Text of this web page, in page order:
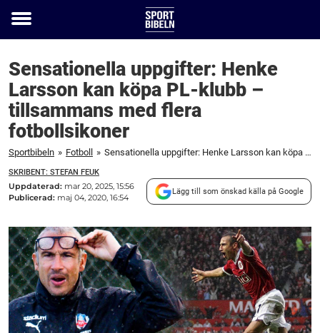
Toggle
Sensationella uppgifter: Henke
Larsson kan köpa PL-klubb –
tillsammans med flera
fotbollsikoner
Sportbibeln » Fotboll » Sensationella uppgifter: Henke Larsson kan köpa PL-klubb – tillsammans med flera fotbollsikoner
SKRIBENT: STEFAN FEUK
Uppdaterad: mar 20, 2025, 15:56
Publicerad: maj 04, 2020, 16:54
Lägg till som önskad källa på Google